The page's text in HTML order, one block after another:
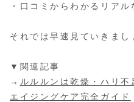
・口コミからわかるリア
それでは早速見ていきまし
▼関連記事
→ ルルルンは乾燥・ハリ
エイジングケア完全ガイド